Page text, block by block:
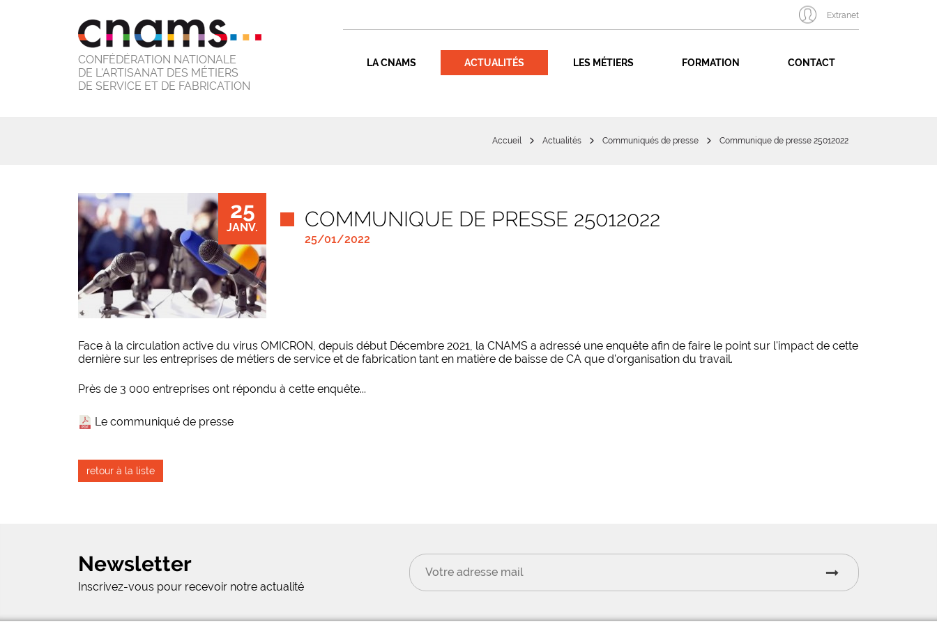
CONFÉDÉRATION NATIONALE
DE L'ARTISANAT DES MÉTIERS
DE SERVICE ET DE FABRICATION
Extranet
LA CNAMS ACTUALITÉS LES MÉTIERS FORMATION CONTACT
Accueil Actualités Communiqués de presse Communique de presse 25012022
25
JANV. COMMUNIQUE DE PRESSE 25012022
25/01/2022
Face à la circulation active du virus OMICRON, depuis début Décembre 2021, la CNAMS a adressé une enquête afin de faire le point sur l'impact de cette
dernière sur les entreprises de métiers de service et de fabrication tant en matière de baisse de CA que d'organisation du travail.
Près de 3 000 entreprises ont répondu à cette enquête...
Le communiqué de presse
retour à la liste
Newsletter
Inscrivez-vous pour recevoir notre actualité